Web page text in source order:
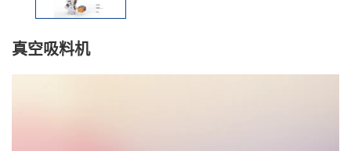
真空吸料机